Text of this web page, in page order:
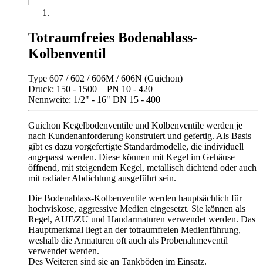
Totraumfreies Bodenablass-
Kolbenventil
Type 607 / 602 / 606M / 606N (Guichon)
Druck: 150 - 1500 + PN 10 - 420
Nennweite: 1/2" - 16" DN 15 - 400
Guichon Kegelbodenventile und Kolbenventile werden je
nach Kundenanforderung konstruiert und gefertig. Als Basis
gibt es dazu vorgefertigte Standardmodelle, die individuell
angepasst werden. Diese können mit Kegel im Gehäuse
öffnend, mit steigendem Kegel, metallisch dichtend oder auch
mit radialer Abdichtung ausgeführt sein.
Die Bodenablass-Kolbenventile werden hauptsächlich für
hochviskose, aggressive Medien eingesetzt. Sie können als
Regel, AUF/ZU und Handarmaturen verwendet werden. Das
Hauptmerkmal liegt an der totraumfreien Medienführung,
weshalb die Armaturen oft auch als Probenahmeventil
verwendet werden.
Des Weiteren sind sie an Tankböden im Einsatz.